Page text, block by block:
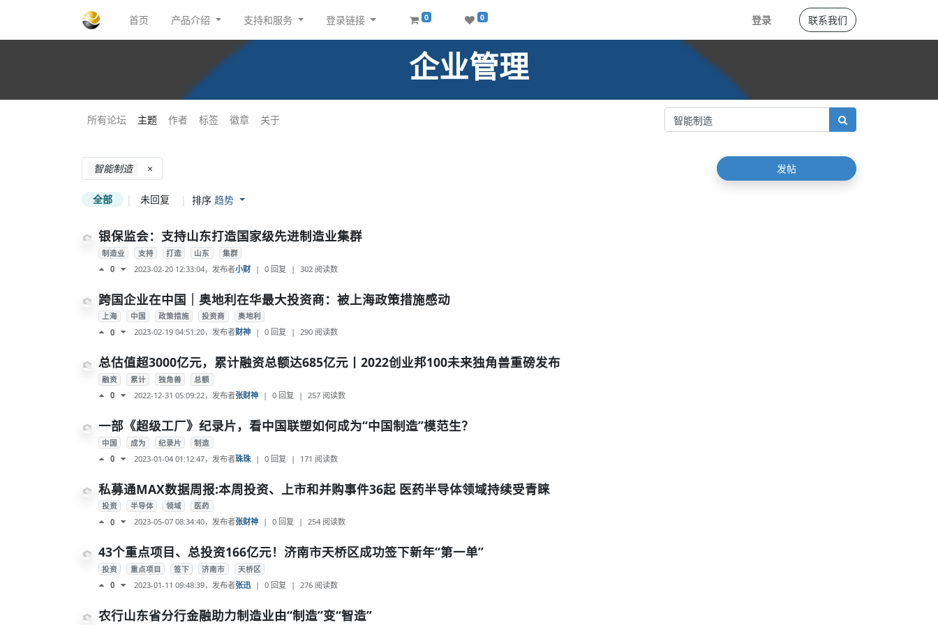
首页 产品介绍 支持和服务 登录链接 0 0 登录 联系我们
企业管理
所有论坛 主题 作者 标签 徽章 关于
智能制造 × 发帖
全部 | 未回复 | 排序 趋势
银保监会：支持山东打造国家级先进制造业集群
制造业 支持 打造 山东 集群
0 2023-02-20 12:33:04，发布者小财 | 0 回复 | 302 阅读数
跨国企业在中国｜奥地利在华最大投资商：被上海政策措施感动
上海 中国 政策措施 投资商 奥地利
0 2023-02-19 04:51:20，发布者财神 | 0 回复 | 290 阅读数
总估值超3000亿元，累计融资总额达685亿元丨2022创业邦100未来独角兽重磅发布
融资 累计 独角兽 总额
0 2022-12-31 05:09:22，发布者张财神 | 0 回复 | 257 阅读数
一部《超级工厂》纪录片，看中国联塑如何成为“中国制造”模范生？
中国 成为 纪录片 制造
0 2023-01-04 01:12:47，发布者珠珠 | 0 回复 | 171 阅读数
私募通MAX数据周报:本周投资、上市和并购事件36起 医药半导体领域持续受青睐
投资 半导体 领域 医药
0 2023-05-07 08:34:40，发布者张财神 | 0 回复 | 254阅读数
43个重点项目、总投资166亿元！济南市天桥区成功签下新年“第一单”
投资 重点项目 签下 济南市 天桥区
0 2023-01-11 09:48:39，发布者张迅 | 0 回复 | 276 阅读数
农行山东省分行金融助力制造业由“制造”变“智造”